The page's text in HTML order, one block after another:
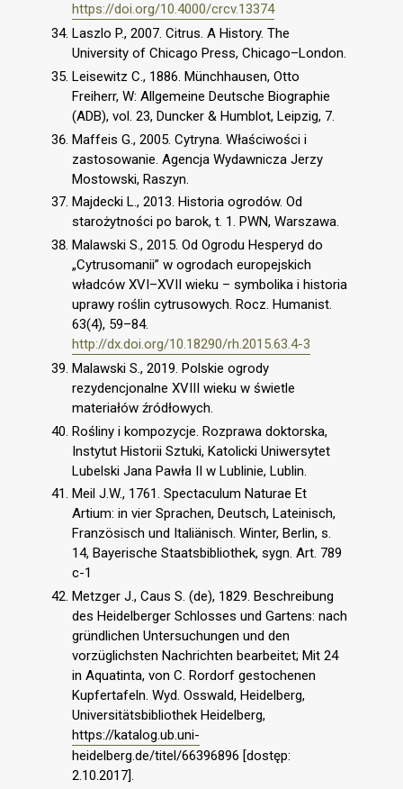
https://doi.org/10.4000/crcv.13374
Laszlo P., 2007. Citrus. A History. The
University of Chicago Press, Chicago–London.
Leisewitz C., 1886. Münchhausen, Otto
Freiherr, W: Allgemeine Deutsche Biographie
(ADB), vol. 23, Duncker & Humblot, Leipzig, 7.
Maffeis G., 2005. Cytryna. Właściwości i
zastosowanie. Agencja Wydawnicza Jerzy
Mostowski, Raszyn.
Majdecki L., 2013. Historia ogrodów. Od
starożytności po barok, t. 1. PWN, Warszawa.
Malawski S., 2015. Od Ogrodu Hesperyd do
„Cytrusomanii” w ogrodach europejskich
władców XVI–XVII wieku – symbolika i historia
uprawy roślin cytrusowych. Rocz. Humanist.
63(4), 59–84.
http://dx.doi.org/10.18290/rh.2015.63.4-3
Malawski S., 2019. Polskie ogrody
rezydencjonalne XVIII wieku w świetle
materiałów źródłowych.
Rośliny i kompozycje. Rozprawa doktorska,
Instytut Historii Sztuki, Katolicki Uniwersytet
Lubelski Jana Pawła II w Lublinie, Lublin.
Meil J.W., 1761. Spectaculum Naturae Et
Artium: in vier Sprachen, Deutsch, Lateinisch,
Französisch und Italiänisch. Winter, Berlin, s.
14, Bayerische Staatsbibliothek, sygn. Art. 789
c-1
Metzger J., Caus S. (de), 1829. Beschreibung
des Heidelberger Schlosses und Gartens: nach
gründlichen Untersuchungen und den
vorzüglichsten Nachrichten bearbeitet; Mit 24
in Aquatinta, von C. Rordorf gestochenen
Kupfertafeln. Wyd. Osswald, Heidelberg,
Universitätsbibliothek Heidelberg,
https://katalog.ub.uni-
heidelberg.de/titel/66396896 [dostęp:
2.10.2017].